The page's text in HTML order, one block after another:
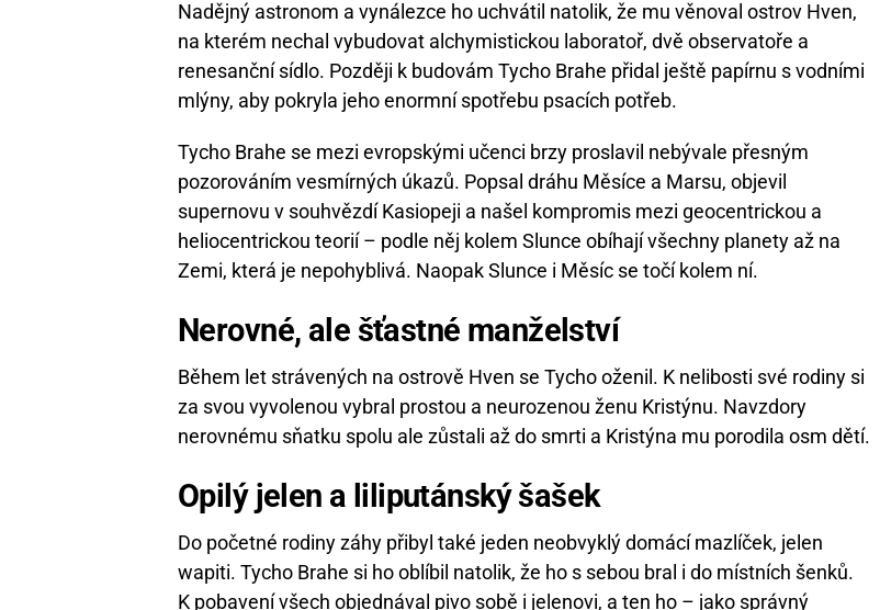
Nadějný astronom a vynálezce ho uchvátil natolik, že mu věnoval ostrov Hven,
na kterém nechal vybudovat alchymistickou laboratoř, dvě observatoře a
renesanční sídlo. Později k budovám Tycho Brahe přidal ještě papírnu s vodními
mlýny, aby pokryla jeho enormní spotřebu psacích potřeb.
Tycho Brahe se mezi evropskými učenci brzy proslavil nebývale přesným
pozorováním vesmírných úkazů. Popsal dráhu Měsíce a Marsu, objevil
supernovu v souhvězdí Kasiopeji a našel kompromis mezi geocentrickou a
heliocentrickou teorií – podle něj kolem Slunce obíhají všechny planety až na
Zemi, která je nepohyblivá. Naopak Slunce i Měsíc se točí kolem ní.
Nerovné, ale šťastné manželství
Během let strávených na ostrově Hven se Tycho oženil. K nelibosti své rodiny si
za svou vyvolenou vybral prostou a neurozenou ženu Kristýnu. Navzdory
nerovnému sňatku spolu ale zůstali až do smrti a Kristýna mu porodila osm dětí.
Opilý jelen a liliputánský šašek
Do početné rodiny záhy přibyl také jeden neobvyklý domácí mazlíček, jelen
wapiti. Tycho Brahe si ho oblíbil natolik, že ho s sebou bral i do místních šenků.
K pobavení všech objednával pivo sobě i jelenovi, a ten ho – jako správný